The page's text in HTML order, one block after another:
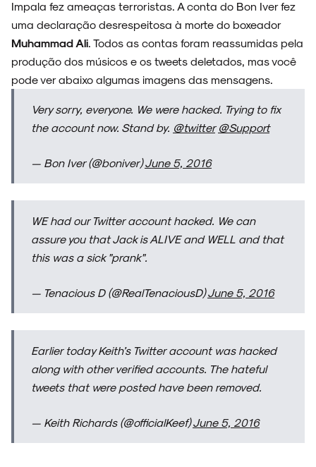
Impala fez ameaças terroristas. A conta do Bon Iver fez
uma declaração desrespeitosa à morte do boxeador
Muhammad Ali . Todos as contas foram reassumidas pela
produção dos músicos e os tweets deletados, mas você
pode ver abaixo algumas imagens das mensagens.
Very sorry, everyone. We were hacked. Trying to fix
the account now. Stand by. @twitter @Support
— Bon Iver (@boniver)June 5, 2016
WE had our Twitter account hacked. We can
assure you that Jack is ALIVE and WELL and that
this was a sick "prank".
— Tenacious D (@RealTenaciousD)June 5, 2016
Earlier today Keith’s Twitter account was hacked
along with other verified accounts. The hateful
tweets that were posted have been removed.
— Keith Richards (@officialKeef)June 5, 2016